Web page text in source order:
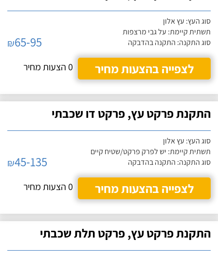
סוג העץ: עץ אלון
תשתית קיימת: על גבי מרצפות
סוג התקנה: התקנה בהדבקה
₪65-95
לצפייה בהצעות מחיר
0 הצעות מחיר
התקנת פרקט עץ, פרקט דו שכבתי
סוג העץ: עץ אלון
תשתית קיימת: יש לפרק פרקט/שטיח קיים
סוג התקנה: התקנה בהדבקה
₪45-135
לצפייה בהצעות מחיר
0 הצעות מחיר
התקנת פרקט עץ, פרקט תלת שכבתי